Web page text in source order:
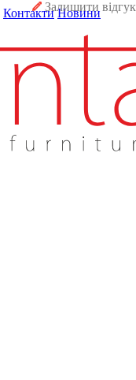
Контакти Новини
Залишити відгук